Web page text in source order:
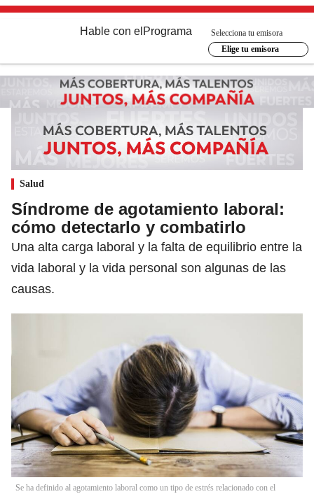
Hable con el Programa
Selecciona tu emisora
Elige tu emisora
Salud
Síndrome de agotamiento laboral:
cómo detectarlo y combatirlo
Una alta carga laboral y la falta de equilibrio entre la
vida laboral y la vida personal son algunas de las
causas.
Se ha definido al agotamiento laboral como un tipo de estrés relacionado con el